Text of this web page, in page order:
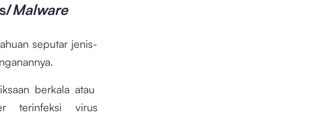
Malware
seputar jenis-
berkala atau
terinfeksi virus